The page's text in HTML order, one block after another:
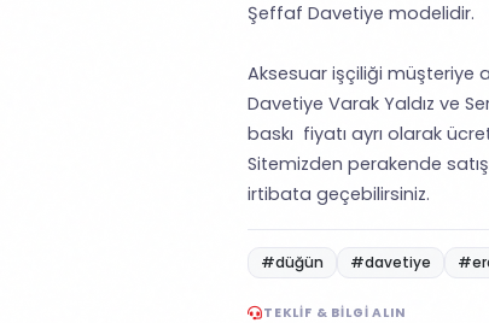
Şeffaf Davetiye modelidir.
Aksesuar işçiliği müşteriye
Davetiye Varak Yaldız ve
baskı fiyatı ayrı olarak
Sitemizden perakende
irtibata geçebilirsiniz.
#düğün #davetiye
TEKLIF & BILGI ALIN